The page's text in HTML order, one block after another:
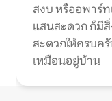
สงบ หรืออพาร์
แสนสะดวก ก็มี
สะดวกให้ครบค
เหมือนอยู่บ้าน